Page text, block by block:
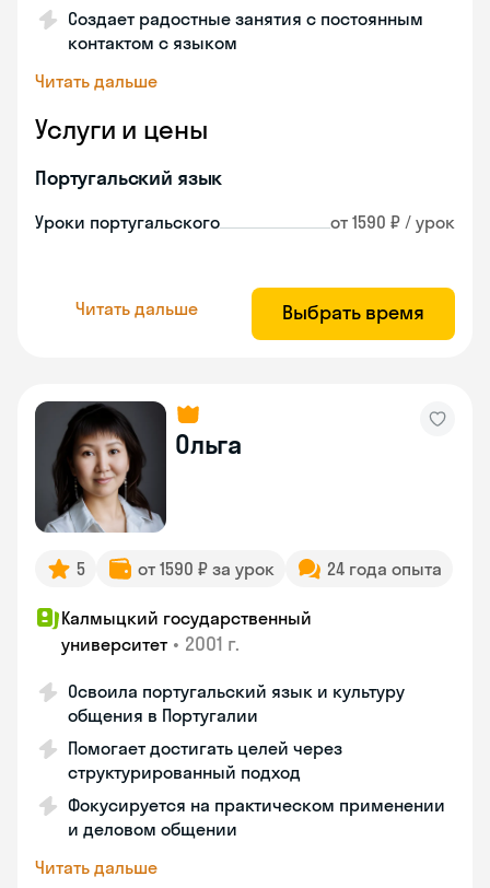
Создает радостные занятия с постоянным
контактом с языком
Читать дальше
Услуги и цены
Португальский язык
Уроки португальского от 1590 ₽ / урок
Читать дальше Выбрать время
Ольга
5 от 1590 ₽ за урок 24 года опыта
Калмыцкий государственный
университет • 2001 г.
Освоила португальский язык и культуру
общения в Португалии
Помогает достигать целей через
структурированный подход
Фокусируется на практическом применении
и деловом общении
Читать дальше